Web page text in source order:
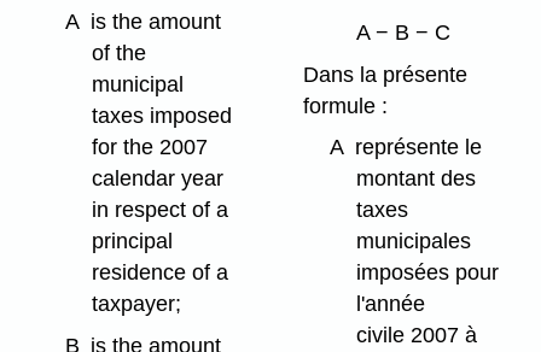
A is the amount
of the
municipal
taxes imposed
for the 2007
calendar year
in respect of a
principal
residence of a
taxpayer;
B is the amount
A − B − C
Dans la présente
formule :
A représente le
montant des
taxes
municipales
imposées pour
l'année
civile 2007 à